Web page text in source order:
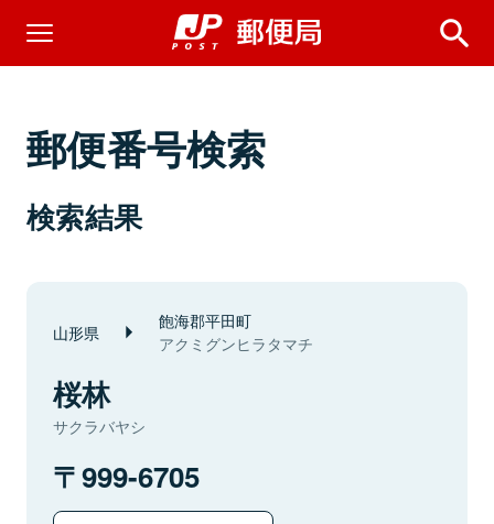
郵便番号検索
検索結果
山形県 飽海郡平田町
アクミグンヒラタマチ
桜林
サクラバヤシ
999-6705